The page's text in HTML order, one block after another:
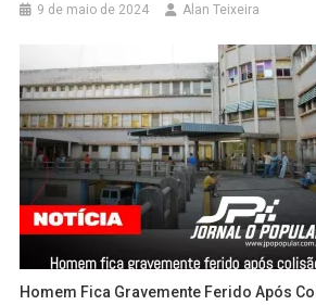
9 de maio de 2024 Alan Teixeira
Homem Fica Gravemente Ferido Após